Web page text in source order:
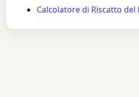
Calcolatore di Riscatto del